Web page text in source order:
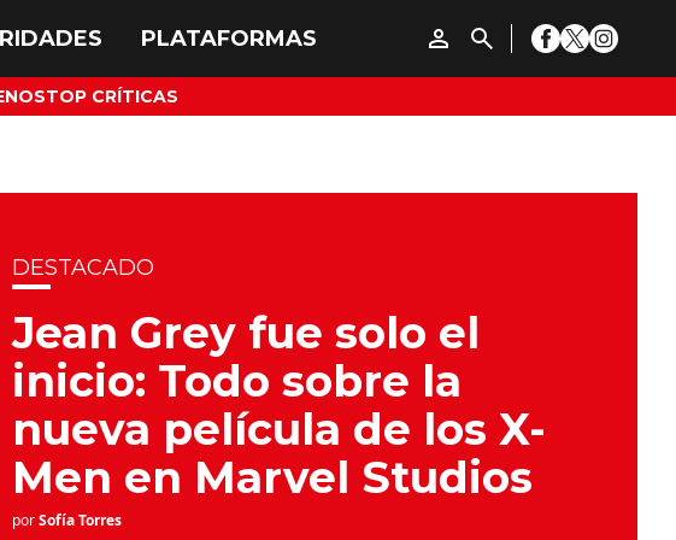
TOP CRÍTICAS
DESTACADO
Jean Grey fue solo el
inicio: Todo sobre la
nueva película de los X-
Men en Marvel Studios
porSofía Torres